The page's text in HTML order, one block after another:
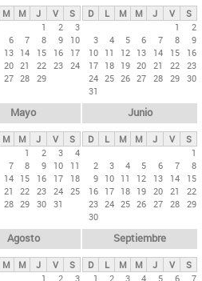
M M J V
S
1
2
3
6 7 8 9
10
13 14 15 16
17
20 21 22 23 24
27 28 29
D L M M J V
S
1
2
3
4 5 6 7 8
9
10 11 12 13 14 15
16
17 18 19 20 21 22 23
24 25 26 27 28 29 30
31
Mayo
M M J V
S
1
2 3
4
7 8 9 10
11
14 15 16 17
18
21 22 23 24 25
28 29 30 31
Junio
D L M M J V
S
1
2
3 4 5 6 7
8
9 10 11 12 13 14
15
16 17 18 19 20 21
22
23 24 25 26 27 28 29
30
Agosto
M M J V
S
1
2 3
Septiembre
D L M M J V
S
1
2 3 4 5 6 7